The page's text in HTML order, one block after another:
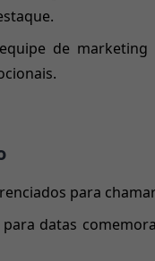
de
para
datas